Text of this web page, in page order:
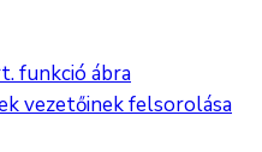
funkció ábra
vezetőinek felsorolása